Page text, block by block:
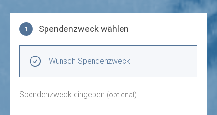
1 Spendenzweck wählen
Wunsch-Spendenzweck
Spendenzweck eingeben (optional)